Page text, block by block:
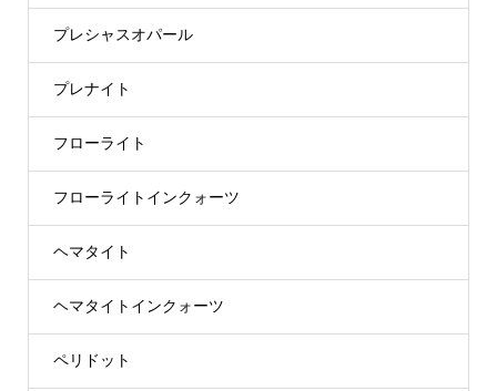
プレシャスオパール
プレナイト
フローライト
フローライトインクォーツ
ヘマタイト
ヘマタイトインクォーツ
ペリドット